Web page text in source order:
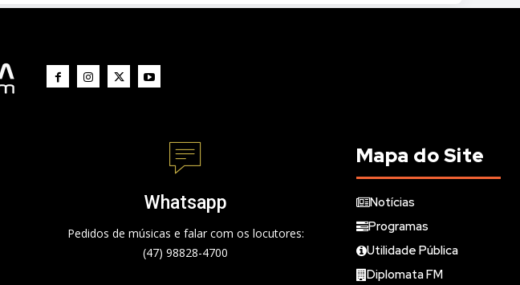
Whatsapp
Pedidos de músicas e falar com os locutores:
(47) 98828-4700
Mapa do Site
Notícias
Programas
Utilidade Pública
Diplomata FM